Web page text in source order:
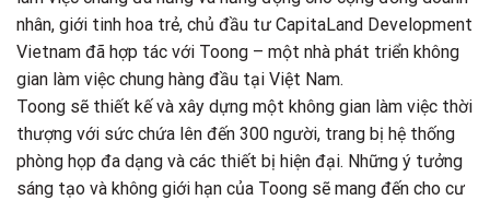
nhân, giới tinh hoa trẻ, chủ đầu tư CapitaLand Development
Vietnam đã hợp tác với Toong – một nhà phát triển không
gian làm việc chung hàng đầu tại Việt Nam.
Toong sẽ thiết kế và xây dựng một không gian làm việc thời
thượng với sức chứa lên đến 300 người, trang bị hệ thống
phòng họp đa dạng và các thiết bị hiện đại. Những ý tưởng
sáng tạo và không giới hạn của Toong sẽ mang đến cho cư